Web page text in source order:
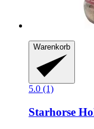
Warenkorb
5.0 (1)
Starhorse